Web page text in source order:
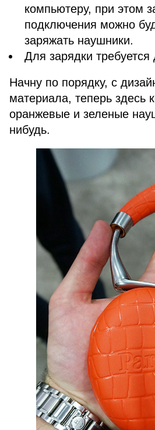
компьютеру, при этом
подключения можно
заряжать наушники.
Для зарядки
Начну по порядку, с
материала, теперь здесь
оранжевые и зеленые
нибудь.